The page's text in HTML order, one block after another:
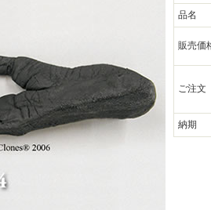
品名
販売価
ご注文
納期